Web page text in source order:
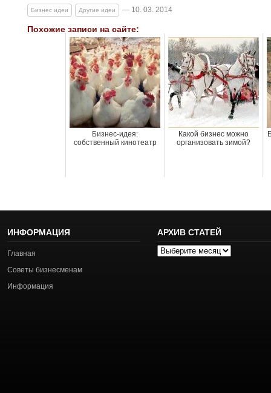
Бизнес идеи Другие идеи — 10. 03. 2014
Похожие записи на сайте:
Бизнес-идея:
собственный кинотеатр
Какой бизнес можно
организовать зимой?
ИНФОРМАЦИЯ
Главная
Советы бизнесменам
Информация
АРХИВ СТАТЕЙ
Архив